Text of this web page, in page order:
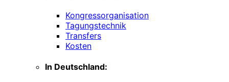
Kongressorganisation
Tagungstechnik
Transfers
Kosten
In Deutschland: